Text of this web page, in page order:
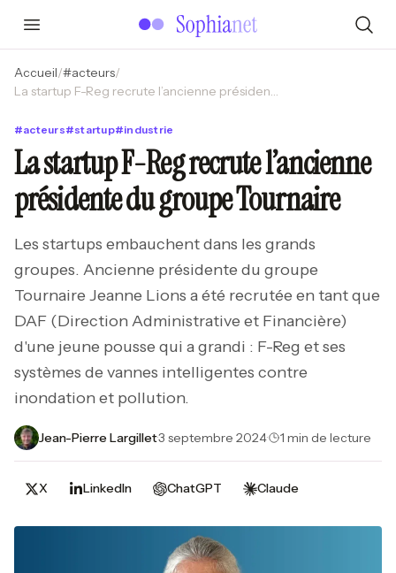
Accueil/#acteurs/
La startup F-Reg recrute l’ancienne présidente du groupe Tournaire
#acteurs#startup#industrie
La startup F-Reg recrute l’ancienne
présidente du groupe Tournaire
Les startups embauchent dans les grands
groupes. Ancienne présidente du groupe
Tournaire Jeanne Lions a été recrutée en tant que
DAF (Direction Administrative et Financière)
d'une jeune pousse qui a grandi : F-Reg et ses
systèmes de vannes intelligentes contre
inondation et pollution.
Jean-Pierre Largillet·3 septembre 2024· 1 min de lecture
X LinkedIn ChatGPT Claude